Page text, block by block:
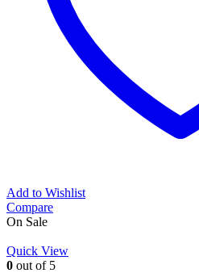
Add to Wishlist
Compare
On Sale
Quick View
0 out of 5